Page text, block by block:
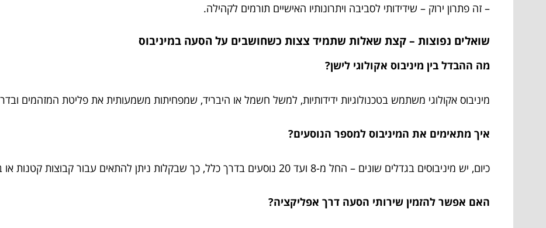
– זה פתרון ירוק – שידידותי לסביבה ויתרונותיו האישיים תורמים לקהילה.
שואלים נפוצות – קצת שאלות שתמיד צצות כשחושבים על הסעה במיניבוס
מה ההבדל בין מיניבוס אקולוגי לישן?
מיניבוס אקולוגי משתמש בטכנולוגיות ידידותיות, למשל חשמל או היבריד, שמפחיתות משמעותית את פליטת המזהמים
איך מתאימים את המיניבוס למספר הנוסעים?
כיום, יש מיניבוסים בגדלים שונים – החל מ-8 ועד 20 נוסעים בדרך כלל, כך שבקלות ניתן להתאים עבור קבוצות קטנות או בינוניות.
האם אפשר להזמין שירותי הסעה דרך אפליקציה?